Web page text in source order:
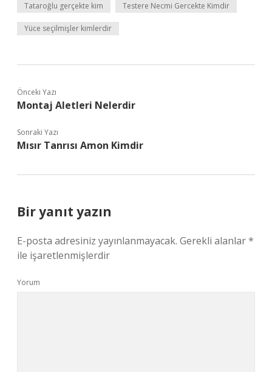
Tataroğlu gerçekte kim Testere Necmi Gercekte Kimdir
Yüce seçilmişler kimlerdir
Önceki Yazı
Montaj Aletleri Nelerdir
Sonraki Yazı
Mısır Tanrısı Amon Kimdir
Bir yanıt yazın
E-posta adresiniz yayınlanmayacak. Gerekli alanlar*
ile işaretlenmişlerdir
Yorum